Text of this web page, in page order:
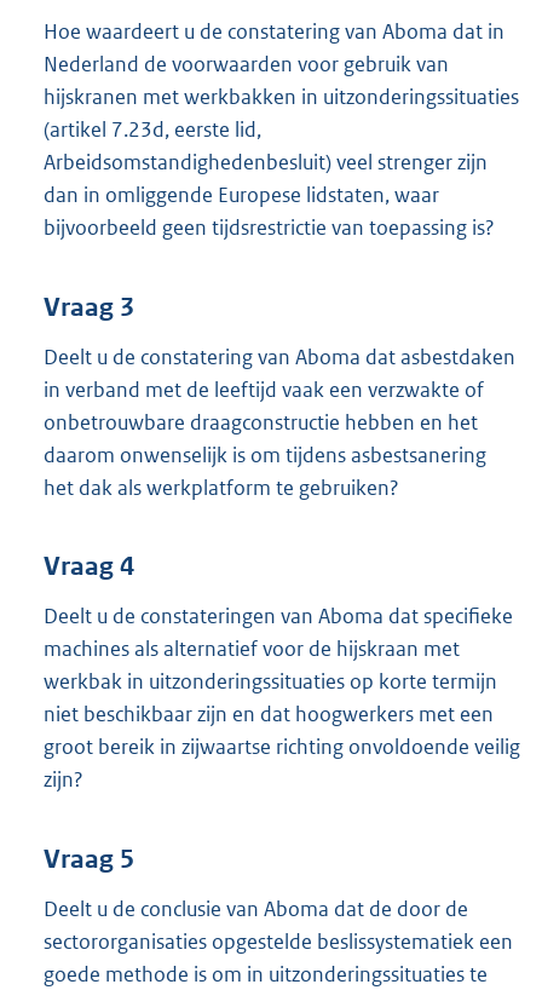
Hoe waardeert u de constatering van Aboma dat in
Nederland de voorwaarden voor gebruik van
hijskranen met werkbakken in uitzonderingssituaties
(artikel 7.23d, eerste lid,
Arbeidsomstandighedenbesluit) veel strenger zijn
dan in omliggende Europese lidstaten, waar
bijvoorbeeld geen tijdsrestrictie van toepassing is?
Vraag 3
Deelt u de constatering van Aboma dat asbestdaken
in verband met de leeftijd vaak een verzwakte of
onbetrouwbare draagconstructie hebben en het
daarom onwenselijk is om tijdens asbestsanering
het dak als werkplatform te gebruiken?
Vraag 4
Deelt u de constateringen van Aboma dat specifieke
machines als alternatief voor de hijskraan met
werkbak in uitzonderingssituaties op korte termijn
niet beschikbaar zijn en dat hoogwerkers met een
groot bereik in zijwaartse richting onvoldoende veilig
zijn?
Vraag 5
Deelt u de conclusie van Aboma dat de door de
sectororganisaties opgestelde beslissystematiek een
goede methode is om in uitzonderingssituaties te